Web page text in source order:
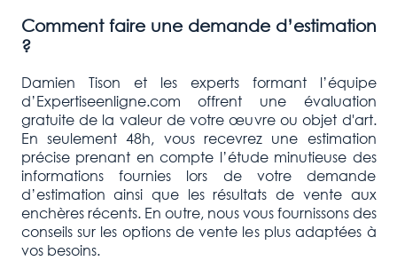
Comment faire une demande d’estimation
?
Damien Tison et les experts formant l’équipe
d’Expertiseenligne.com offrent une évaluation
gratuite de la valeur de votre œuvre ou objet d'art.
En seulement 48h, vous recevrez une estimation
précise prenant en compte l’étude minutieuse des
informations fournies lors de votre demande
d’estimation ainsi que les résultats de vente aux
enchères récents. En outre, nous vous fournissons des
conseils sur les options de vente les plus adaptées à
vos besoins.